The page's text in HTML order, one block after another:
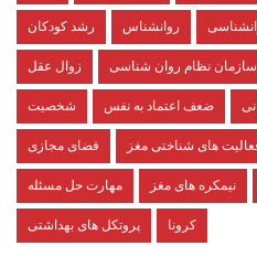
رشد کودکان روانشناس
زوال عقل سازمان نظام روان شناسی
شخصیت ضعف اعتماد به نفس
فضای مجازی های شناختی مغز
مهارت حل مسئله نیمکره های مغز
پروتکل های بهداشتی کرونا